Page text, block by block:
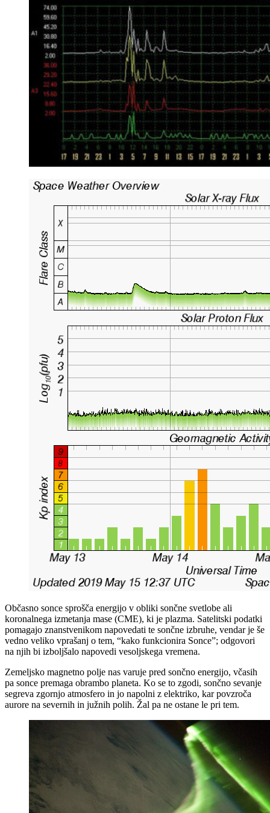
Občasno sonce sprošča energijo v obliki sončne svetlobe ali
koronalnega izmetanja mase (CME), ki je plazma. Satelitski podatki
pomagajo znanstvenikom napovedati te sončne izbruhe, vendar je še
vedno veliko vprašanj o tem, “kako funkcionira Sonce”; odgovori
na njih bi izboljšalo napovedi vesoljskega vremena.
Zemeljsko magnetno polje nas varuje pred sončno energijo, včasih
pa sonce premaga obrambo planeta. Ko se to zgodi, sončno sevanje
segreva zgornjo atmosfero in jo napolni z elektriko, kar povzroča
aurore na severnih in južnih polih. Žal pa ne ostane le pri tem.